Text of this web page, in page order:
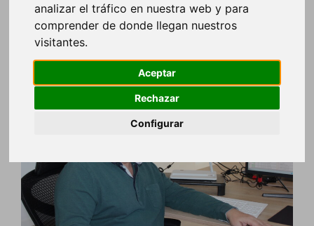
analizar el tráfico en nuestra web y para
comprender de donde llegan nuestros
visitantes.
Aceptar
Rechazar
Configurar
Este mes es el turno de José, nuestro responsable
de ventas, quien nos contará más sobre su
experiencia, su trabajo en Volcano y algunas
curiosidades personales. ¡Vamos a conocerle!